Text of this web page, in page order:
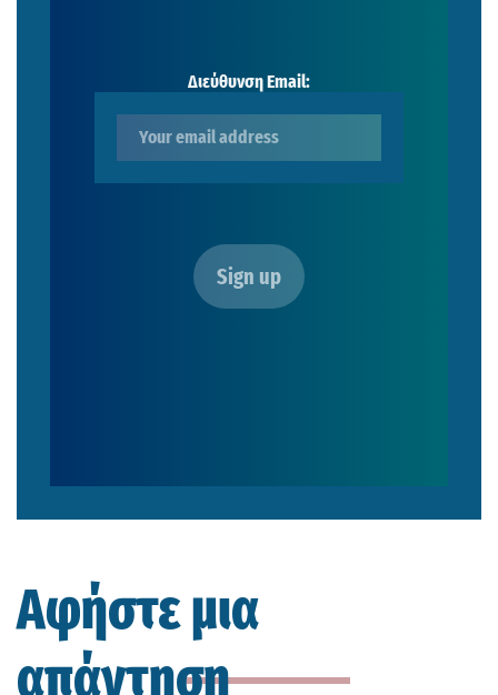
Διεύθυνση Email:
Αφήστε μια
απάντηση